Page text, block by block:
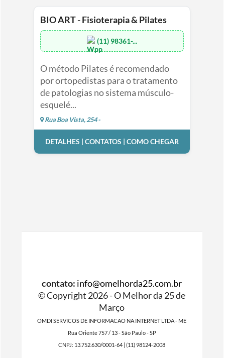
BIO ART - Fisioterapia & Pilates
(11) 98361-...
O método Pilates é recomendado
por ortopedistas para o tratamento
de patologias no sistema músculo-
esquelé...
Rua Boa Vista, 254 -
DETALHES | CONTATOS | COMO CHEGAR
contato: info@omelhorda25.com.br
© Copyright 2026 - O Melhor da 25 de
Março
OMDI SERVICOS DE INFORMACAO NA INTERNET LTDA - ME
Rua Oriente 757 / 13 - São Paulo - SP
CNPJ: 13.752.630/0001-64 | (11) 98124-2008